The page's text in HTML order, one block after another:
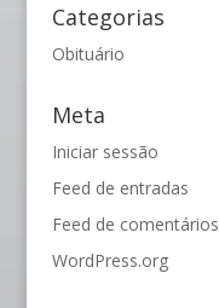
Categorias
Obituário
Meta
Iniciar sessão
Feed de entradas
Feed de comentários
WordPress.org